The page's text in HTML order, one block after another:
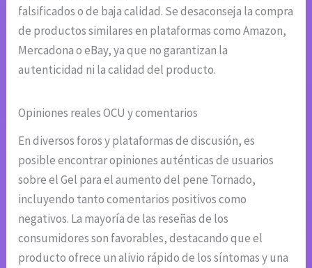
falsificados o de baja calidad. Se desaconseja la compra
de productos similares en plataformas como Amazon,
Mercadona o eBay, ya que no garantizan la
autenticidad ni la calidad del producto.
Opiniones reales OCU y comentarios
En diversos foros y plataformas de discusión, es
posible encontrar opiniones auténticas de usuarios
sobre el Gel para el aumento del pene Tornado,
incluyendo tanto comentarios positivos como
negativos. La mayoría de las reseñas de los
consumidores son favorables, destacando que el
producto ofrece un alivio rápido de los síntomas y una